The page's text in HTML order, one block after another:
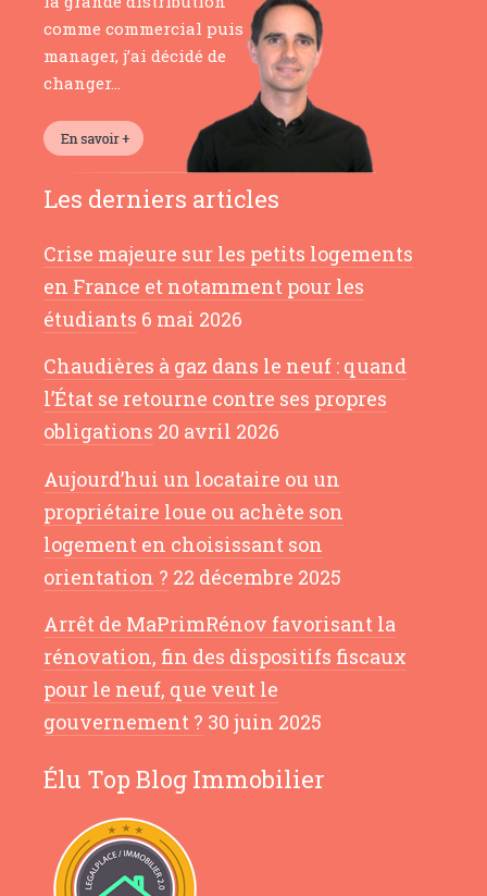
comme commercial puis
manager, j’ai décidé de
changer…
Les derniers articles
Crise majeure sur les petits logements
en France et notamment pour les
étudiants 6 mai 2026
Chaudières à gaz dans le neuf : quand
l’État se retourne contre ses propres
obligations 20 avril 2026
Aujourd’hui un locataire ou un
propriétaire loue ou achète son
logement en choisissant son
orientation ? 22 décembre 2025
Arrêt de MaPrimRénov favorisant la
rénovation, fin des dispositifs fiscaux
pour le neuf, que veut le
gouvernement ? 30 juin 2025
Élu Top Blog Immobilier
Salut c'est nous...
les Cookies !
Blog Immobilier Toulouse